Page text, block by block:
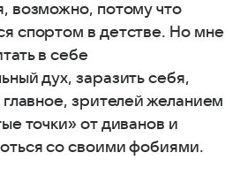
возможно, потому что
спортом в детстве. Но мне
в себе
дух, заразить себя,
зрителей желанием
точки» от диванов и
со своими фобиями.